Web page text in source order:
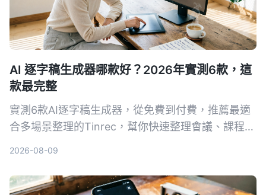
AI 逐字稿生成器哪款好？2026年實測6款，這
款最完整
實測6款AI逐字稿生成器，從免費到付費，推薦最適
合多場景整理的Tinrec，幫你快速整理會議、課程、
2026-08-09